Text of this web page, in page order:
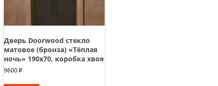
Дверь Doorwood стекло
матовое (бронза) «Тёплая
ночь» 190х70, коробка хвоя
9600₽